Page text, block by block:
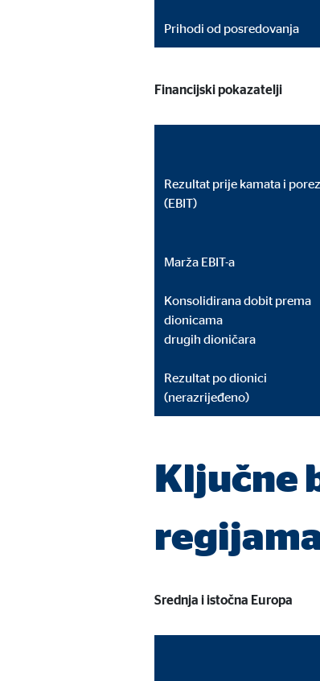
Prihodi od posredovanja
Financijski pokazatelji
Rezultat prije kamata i
(EBIT)
Marža EBIT-a
Konsolidirana dobit prema
dionicama
drugih dioničara
Rezultat po dionici
(nerazrijeđeno)
Ključne
Srednja i istočna Europa